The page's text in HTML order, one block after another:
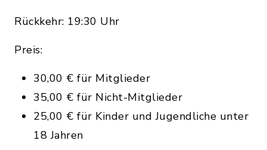
Rückkehr: 19:30 Uhr
Preis:
30,00 € für Mitglieder
35,00 € für Nicht-Mitglieder
25,00 € für Kinder und Jugendliche unter
18 Jahren